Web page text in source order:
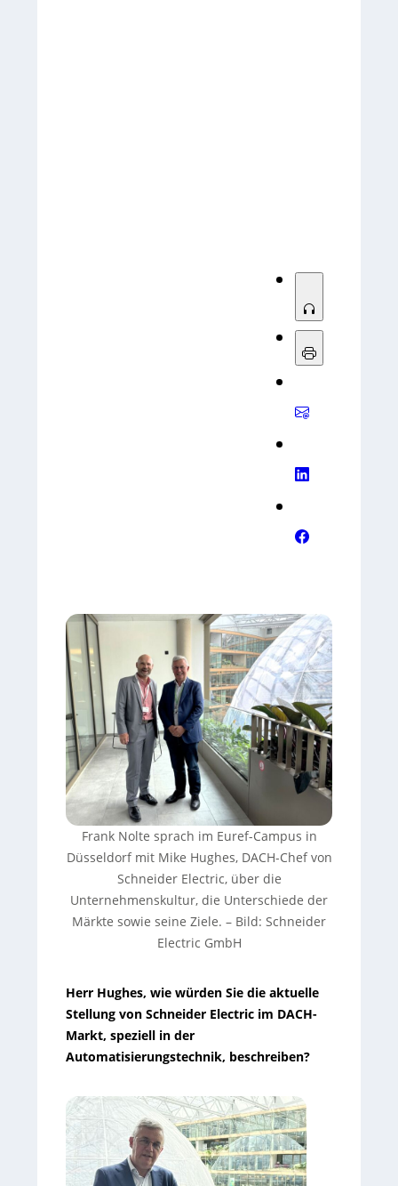
Frank Nolte sprach im Euref-Campus in
Düsseldorf mit Mike Hughes, DACH-Chef von
Schneider Electric, über die
Unternehmenskultur, die Unterschiede der
Märkte sowie seine Ziele. – Bild: Schneider
Electric GmbH
Herr Hughes, wie würden Sie die aktuelle
Stellung von Schneider Electric im DACH-
Markt, speziell in der
Automatisierungstechnik, beschreiben?